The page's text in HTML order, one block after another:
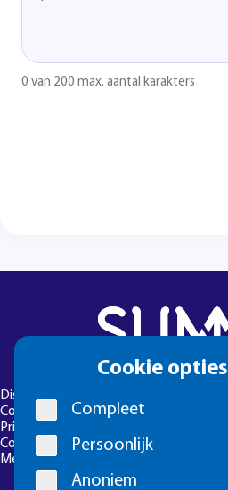
Cookie opties
Compleet
Persoonlijk
Anoniem
0 van 200 max. aantal karakters
Disclaimer
Colofon
Privacyverklaring
Cookie-instellingen
Meld een foutje